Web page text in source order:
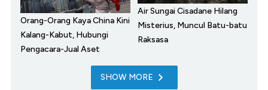
Orang-Orang Kaya China Kini
Kalang-Kabut, Hubungi
Pengacara-Jual Aset
Air Sungai Cisadane Hilang
Misterius, Muncul Batu-batu
Raksasa
SHOW MORE